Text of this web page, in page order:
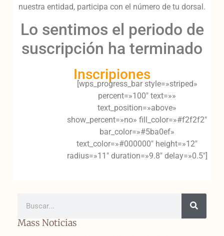
nuestra entidad, participa con el número de tu dorsal.
Lo sentimos el periodo de
suscripción ha terminado
Inscripiones
[wps_progress_bar style=»striped»
percent=»100″ text=»»
text_position=»above»
show_percent=»no» fill_color=»#f2f2f2″
bar_color=»#5ba0ef»
text_color=»#000000″ height=»12″
radius=»11″ duration=»9.8″ delay=»0.5″]
Mass Noticias